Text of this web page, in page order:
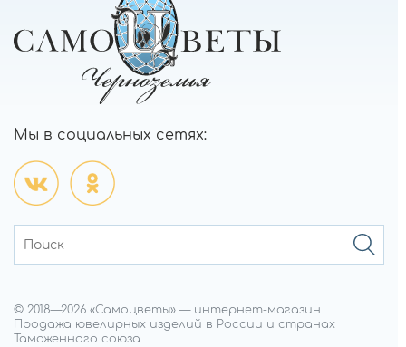
Мы в социальных сетях:
© 2018—2026 «Самоцветы» — интернет-магазин.
Продажа ювелирных изделий в России и странах
Таможенного союза